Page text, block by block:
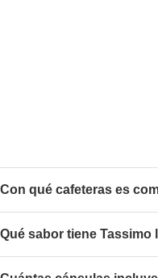
qué cafeteras es
sabor tiene